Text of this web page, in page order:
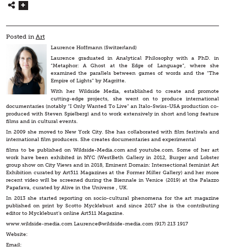
Posted in Art
Laurence Hoffmann (Switzerland)
Laurence graduated in Analytical Philosophy with a PhD. in
“Metaphor: A Ghost at the Edge of Language”, where she
examined the parallels between games of words and the “The
Empire of Lights” by Magritte.
With her Wildside Media, established to create and promote
cutting-edge projects, she went on to produce international
documentaries (notably “I Only Wanted To Live” an Italo-Swiss-USA production co-
produced with Steven Spielberg) and to work extensively in short and long feature
films and in cultural events.
In 2009 she moved to New York City. She has collaborated with film festivals and
international film producers. She creates documentaries and experimental
films to be published on Wildside-Media.com and youtube.com. Some of her art
work have been exhibited in NYC (WestBeth Gallery in 2012, Burger and Lobster
group show on City Views and in 2018, Eminent Domain: Intersectional feminist Art
Exhibition curated by Art511 Magazines at the Former Miller Gallery) and her more
recent video will be screened during the Biennale in Venice (2019) at the Palazzo
Papafava, curated by Alive in the Universe , UK.
In 2013 she started reporting on socio-cultural phenomena for the art magazine
published on print by Scotto Mycklebust and since 2017 she is the contributing
editor to Mycklebust’s online Art511 Magazine.
www.wildside-media.com Laurence@wildside-media.com (917) 213 1917
Website:
Email: